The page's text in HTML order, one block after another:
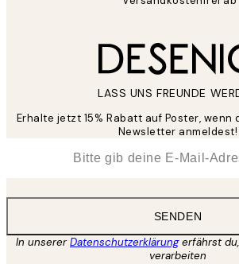
LASS UNS FREUNDE
Erhalte jetzt 15% Rabatt auf Poster,
Newsletter anmeldest!
SENDEN
In unsererDatenschutzerklärungerfährst
verarbeiten